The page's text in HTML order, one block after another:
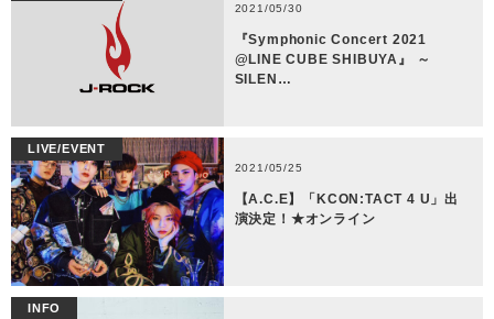
2021/05/30
『Symphonic Concert 2021
@LINE CUBE SHIBUYA』 ～
SILEN…
LIVE/EVENT
2021/05/25
【A.C.E】「KCON:TACT 4 U」出
演決定！★オンライン
INFO